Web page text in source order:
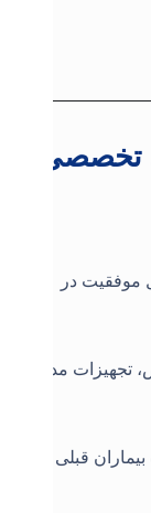
تخصصی
موفقیت در
تجهیزات مدرن
قبلی